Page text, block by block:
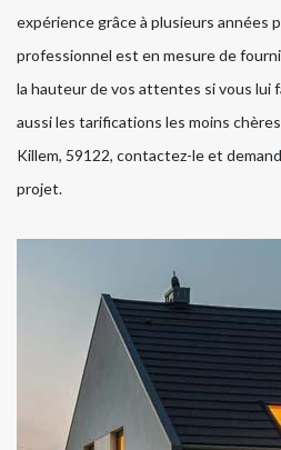
expérience grâce à plusieurs années
professionnel est en mesure de
la hauteur de vos attentes si vous lui
aussi les tarifications les moins
Killem, 59122, contactez-le et
projet.